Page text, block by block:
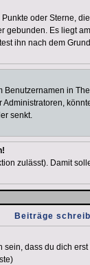
oder Sterne,
Es liegt
ihn nach dem
in
senkt.
zulässt). Damit
Beiträge
dass du dich